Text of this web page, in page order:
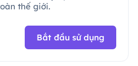
thế giới.
Bắt đầu sử dụng